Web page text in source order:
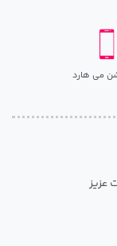
می هارد
عزیز